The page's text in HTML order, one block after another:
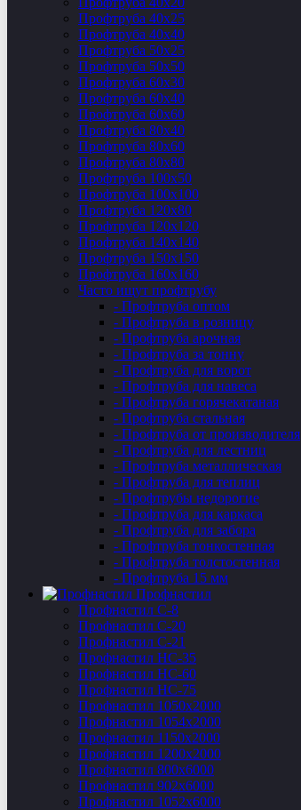
Профтруба 40х25
Профтруба 40х40
Профтруба 50х25
Профтруба 50х50
Профтруба 60х30
Профтруба 60х40
Профтруба 60х60
Профтруба 80х40
Профтруба 80х60
Профтруба 80х80
Профтруба 100х50
Профтруба 100х100
Профтруба 120х80
Профтруба 120х120
Профтруба 140х140
Профтруба 150х150
Профтруба 160х160
Часто ищут профтрубу
- Профтруба оптом
- Профтруба в розницу
- Профтруба арочная
- Профтруба за тонну
- Профтруба для ворот
- Профтруба для навеса
- Профтруба горячекатаная
- Профтруба стальная
- Профтруба от производителя
- Профтруба для лестниц
- Профтруба металлическая
- Профтруба для теплиц
- Профтрубы недорогие
- Профтруба для каркаса
- Профтруба для забора
- Профтруба тонкостенная
- Профтруба толстостенная
- Профтруба 15 мм
Профнастил
Профнастил C-8
Профнастил С-20
Профнастил C-21
Профнастил НС-35
Профнастил НС-60
Профнастил НС-75
Профнастил 1050х2000
Профнастил 1054х2000
Профнастил 1150х2000
Профнастил 1200х2000
Профнастил 800х6000
Профнастил 902х6000
Профнастил 1052х6000